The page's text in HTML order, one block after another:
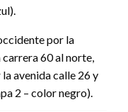
por la
60 al norte,
avenida calle 26 y
2 – color negro).